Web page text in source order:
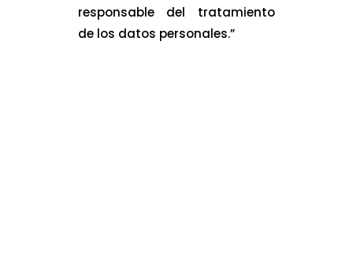
responsable del tratamiento
de los datos personales.”